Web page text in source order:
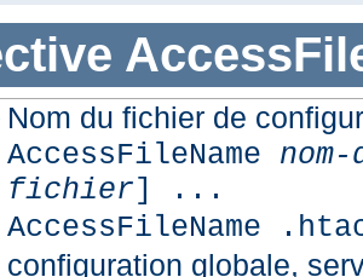
Nom du fichier de
AccessFileName
fichier] ...
AccessFileName
configuration globale,